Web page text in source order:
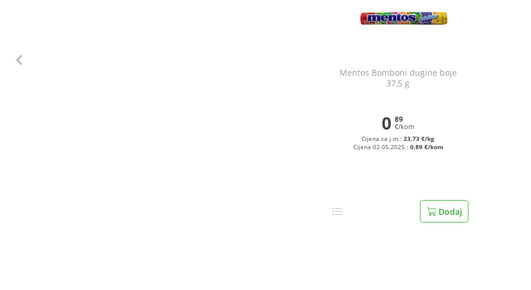
Mentos Bomboni dugine boje
37,5 g
0 89
€/kom
Cijena za j.m.:23,73 €/kg
Cijena 02.05.2025.: 0,89 €/kom
Dodaj